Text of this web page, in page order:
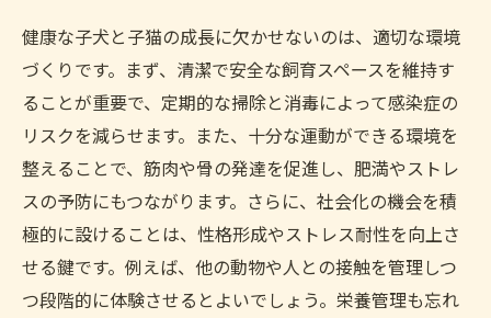
健康な子犬と子猫の成長に欠かせないのは、適切な環境
づくりです。まず、清潔で安全な飼育スペースを維持す
ることが重要で、定期的な掃除と消毒によって感染症の
リスクを減らせます。また、十分な運動ができる環境を
整えることで、筋肉や骨の発達を促進し、肥満やストレ
スの予防にもつながります。さらに、社会化の機会を積
極的に設けることは、性格形成やストレス耐性を向上さ
せる鍵です。例えば、他の動物や人との接触を管理しつ
つ段階的に体験させるとよいでしょう。栄養管理も忘れ